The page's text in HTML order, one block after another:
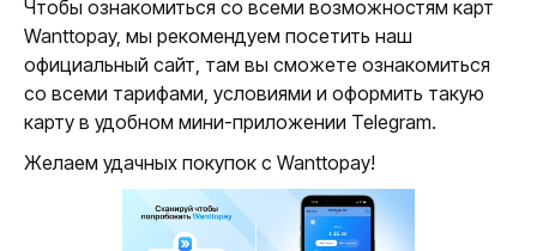
Чтобы ознакомиться со всеми возможностям карт
Wanttopay, мы рекомендуем посетить наш
официальный сайт, там вы сможете ознакомиться
со всеми тарифами, условиями и оформить такую
карту в удобном мини-приложении Telegram.
Желаем удачных покупок с Wanttopay!